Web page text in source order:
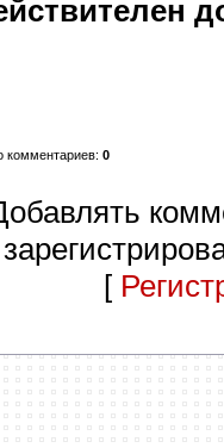
комментариев: 0
[